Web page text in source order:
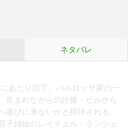
ネタバレ
あたり読了。バルロッサ家の一
生まれながらの許嫁・ビルから
遊びに来ないかと招待される。
子姉妹のレイチェル・ランシェ